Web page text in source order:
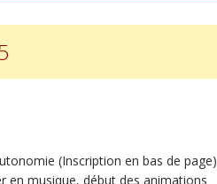
(Inscription en bas de page)
en musique, début des animations